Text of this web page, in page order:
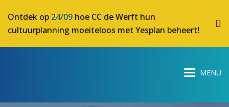
Ontdek op 24/09 hoe CC de Werft hun
cultuurplanning moeiteloos met Yesplan beheert!